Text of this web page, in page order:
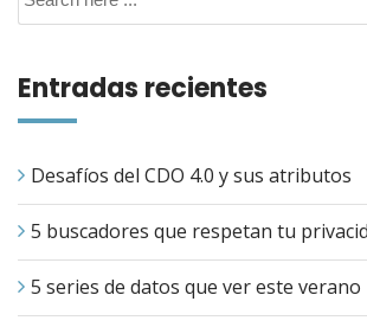
Entradas recientes
Desafíos del CDO 4.0 y sus atributos
5 buscadores que respetan tu
5 series de datos que ver este verano